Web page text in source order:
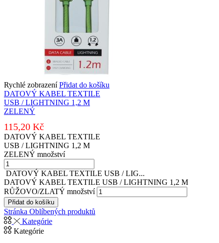
Rychlé zobrazení Přidat do košíku
DATOVÝ KABEL TEXTILE
USB / LIGHTNING 1,2 M
ZELENÝ
115,20 Kč
DATOVÝ KABEL TEXTILE
USB / LIGHTNING 1,2 M
ZELENÝ množství
DATOVÝ KABEL TEXTILE USB / LIG...
DATOVÝ KABEL TEXTILE USB / LIGHTNING 1,2 M
RŮŽOVO/ZLATÝ množství
Přidat do košíku
Stránka Oblíbených produktů
Kategórie
Kategórie